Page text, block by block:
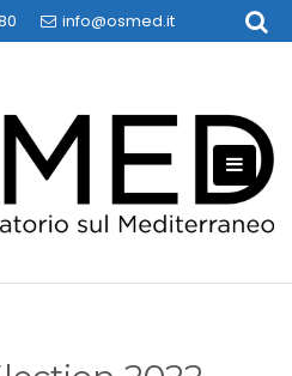
info@osmed.it